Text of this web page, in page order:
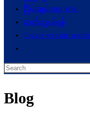
ငြိမ်းချမ်းရေး Wiki
ဆက်သွယ်ရန်
Toggle website search
Blog